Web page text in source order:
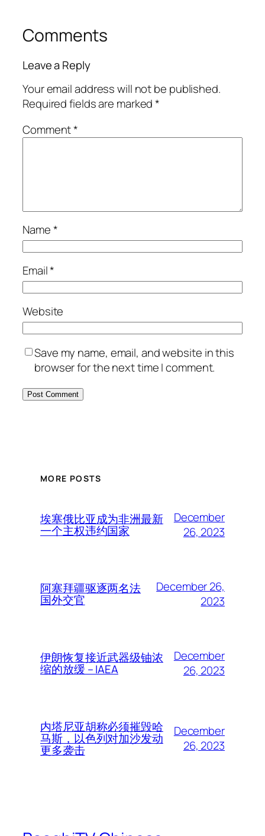
Comments
Leave a Reply
Your email address will not be published.
Required fields are marked*
Comment*
Name*
Email*
Website
Save my name, email, and website in this
browser for the next time I comment.
MORE POSTS
埃塞俄比亚成为非洲最新
一个主权违约国家
December
26, 2023
阿塞拜疆驱逐两名法
国外交官
December 26,
2023
伊朗恢复接近武器级铀浓
缩的放缓 – IAEA
December
26, 2023
内塔尼亚胡称必须摧毁哈
马斯，以色列对加沙发动
更多袭击
December
26, 2023